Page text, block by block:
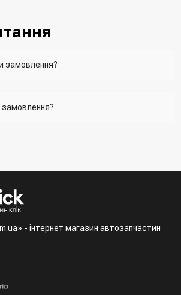
замовлення?
необхідну інформацію про
для підтвердження та уточнення
замовлення в телефонному
- замовити через доступні месенджери
- інтернет магазин автозапчастин